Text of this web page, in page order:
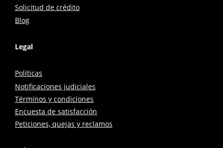
Solicitud de crédito
Blog
Legal
Políticas
Notificaciones judiciales
Términos y condiciones
Encuesta de satisfacción
Peticiones, quejas y reclamos